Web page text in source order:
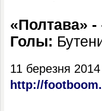
«Полтава»
Голы:
11 березня
http://